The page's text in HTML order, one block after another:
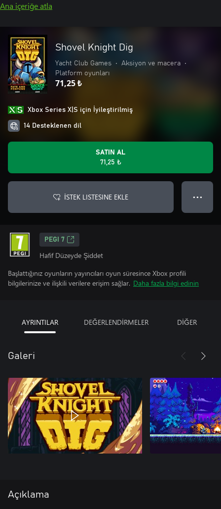
Ana içeriğe atla
Shovel Knight Dig
Yacht Club Games • Aksiyon ve macera
•
Platform oyunları
71,25 ₺
Xbox Series X|S için İyileştirilmiş
14 Desteklenen dil
SATIN AL
71,25 ₺
İSTEK LISTESINE EKLE ● ● ●
PEGI 7
Hafif Düzeyde Şiddet
Başlattığınız oyunların yayıncıları oyun süresince Xbox profili
bilgilerinize ve ilişkili verilere erişim sağlar. Daha fazla bilgi edinin
AYRINTILAR DEĞERLENDİRMELER DİĞER
Galeri
Açıklama